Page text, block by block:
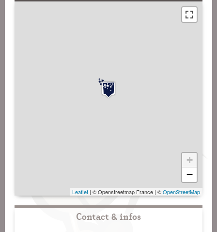
+
−
Leaflet | © Openstreetmap France | ©OpenStreetMap
Contact & infos